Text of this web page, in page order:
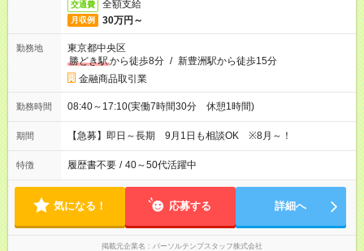
交通費 全額支給
月収例 30万円～
勤務地
東京都中央区
勝どき駅から徒歩8分 / 新豊洲駅から徒歩15分
金融商品取引業
勤務時間 08:40～17:10(実働7時間30分 休憩1時間)
期間 【急募】即日～長期 9月1日も相談OK ※8月～！
特徴 履歴書不要 / 40～50代活躍中
気になる！ 応募する 詳細へ
掲載元企業名 パーソルテンプスタッフ株式会社